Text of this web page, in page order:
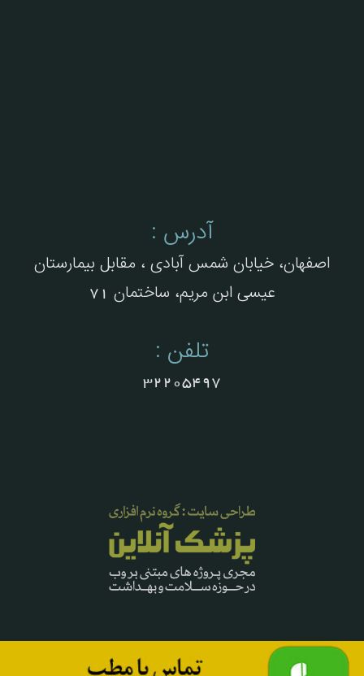
آدرس :
اصفهان، خیابان شمس آبادی ، مقابل بیمارستان
عیسی ابن مریم، ساختمان 71
تلفن :
32205497